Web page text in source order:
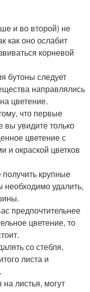
и во второй) не
как оно ослабит
корневой
бутоны следует
направлялись
цветение.
что первые
вы увидите только
цветение с
и окраской цветков
крупные
необходимо удалить,
предпочтительнее
цветение, то
со стебля,
листа и
листья, могут